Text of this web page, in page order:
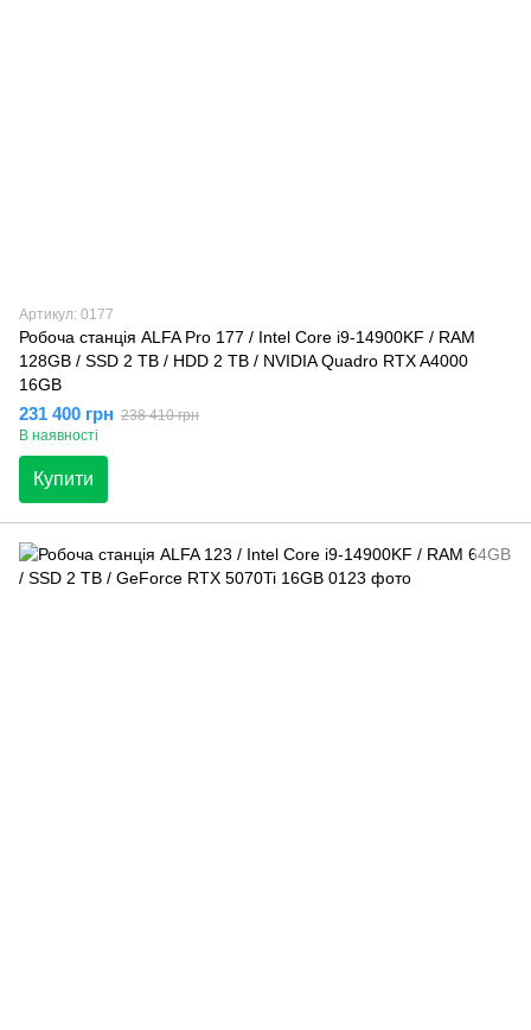
Артикул: 0177
Робоча станція ALFA Pro 177 / Intel Core i9-14900KF / RAM
128GB / SSD 2 TB / HDD 2 TB / NVIDIA Quadro RTX A4000
16GB
231 400 грн 238 410 грн
В наявності
Купити